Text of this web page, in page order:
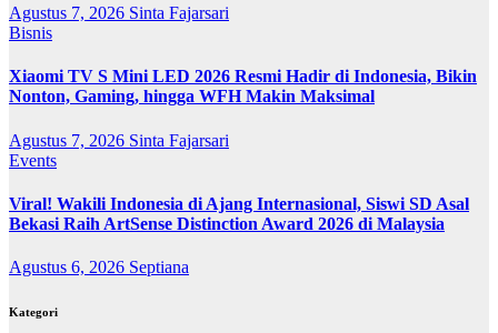
Agustus 7, 2026 Sinta Fajarsari
Bisnis
Xiaomi TV S Mini LED 2026 Resmi Hadir di Indonesia, Bikin
Nonton, Gaming, hingga WFH Makin Maksimal
Agustus 7, 2026 Sinta Fajarsari
Events
Viral! Wakili Indonesia di Ajang Internasional, Siswi SD Asal
Bekasi Raih ArtSense Distinction Award 2026 di Malaysia
Agustus 6, 2026 Septiana
Kategori